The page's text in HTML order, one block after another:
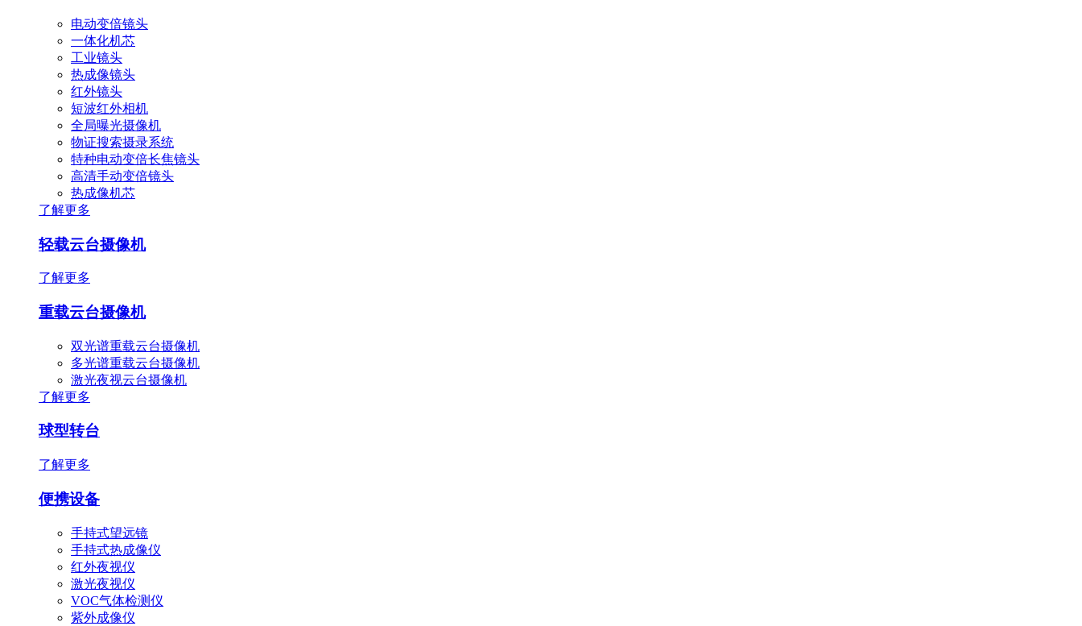
电动变倍镜头
一体化机芯
工业镜头
热成像镜头
红外镜头
短波红外相机
全局曝光摄像机
物证搜索摄录系统
特种电动变倍长焦镜头
高清手动变倍镜头
热成像机芯
了解更多
轻载云台摄像机
了解更多
重载云台摄像机
双光谱重载云台摄像机
多光谱重载云台摄像机
激光夜视云台摄像机
了解更多
球型转台
了解更多
便携设备
手持式望远镜
手持式热成像仪
红外夜视仪
激光夜视仪
VOC气体检测仪
紫外成像仪